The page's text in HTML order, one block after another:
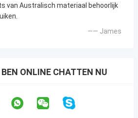
van Australisch materiaal behoorlijk
—— James
BEN ONLINE CHATTEN NU